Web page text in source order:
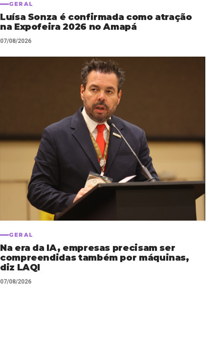
GERAL
Luísa Sonza é confirmada como atração
na Expofeira 2026 no Amapá
07/08/2026
GERAL
Na era da IA, empresas precisam ser
compreendidas também por máquinas,
diz LAQI
07/08/2026